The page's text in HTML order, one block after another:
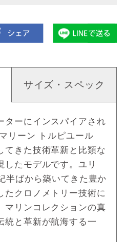
サイズ・スペック
ターにインスパイアされ
リーン トルピユール
てきた技術革新と比類な
したモデルです。ユリ
半ばから築いてきた豊か
たクロノメトリー技術に
マリンコレクションの真
統と革新が航海する一